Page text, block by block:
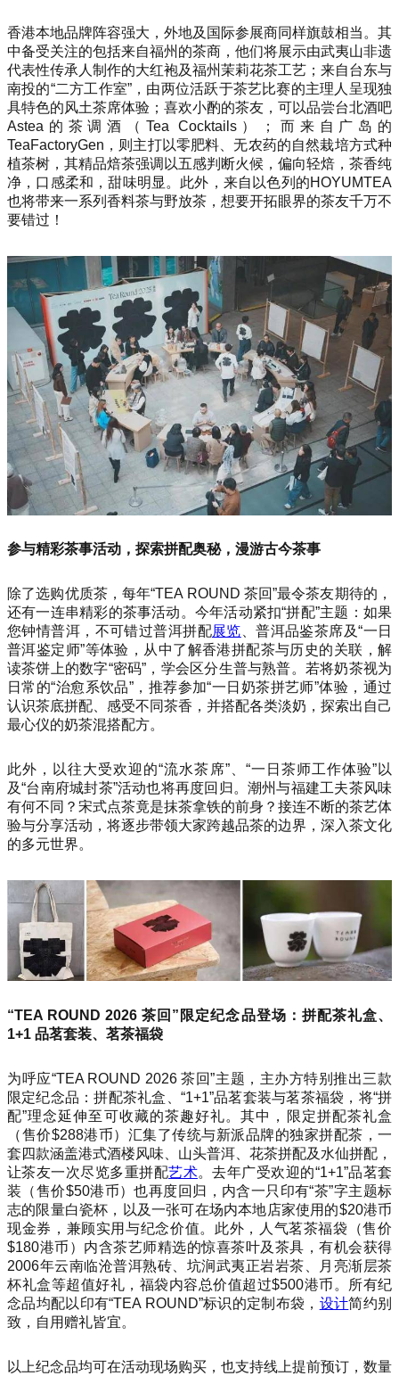
香港本地品牌阵容强大，外地及国际参展商同样旗鼓相当。其
中备受关注的包括来自福州的茶商，他们将展示由武夷山非遗
代表性传承人制作的大红袍及福州茉莉花茶工艺；来自台东与
南投的“二方工作室”，由两位活跃于茶艺比赛的主理人呈现独
具特色的风土茶席体验；喜欢小酌的茶友，可以品尝台北酒吧
Astea的茶调酒（Tea Cocktails）；而来自广岛的
TeaFactoryGen，则主打以零肥料、无农药的自然栽培方式种
植茶树，其精品焙茶强调以五感判断火候，偏向轻焙，茶香纯
净，口感柔和，甜味明显。此外，来自以色列的HOYUMTEA
也将带来一系列香料茶与野放茶，想要开拓眼界的茶友千万不
要错过！
参与精彩茶事活动，探索拼配奥秘，漫游古今茶事
除了选购优质茶，每年“TEA ROUND 茶回”最令茶友期待的，
还有一连串精彩的茶事活动。今年活动紧扣“拼配”主题：如果
您钟情普洱，不可错过普洱拼配展览 、普洱品鉴茶席及“一日
普洱鉴定师”等体验，从中了解香港拼配茶与历史的关联，解
读茶饼上的数字“密码”，学会区分生普与熟普。若将奶茶视为
日常的“治愈系饮品”，推荐参加“一日奶茶拼艺师”体验，通过
认识茶底拼配、感受不同茶香，并搭配各类淡奶，探索出自己
最心仪的奶茶混搭配方。
此外，以往大受欢迎的“流水茶席”、“一日茶师工作体验”以
及“台南府城封茶”活动也将再度回归。潮州与福建工夫茶风味
有何不同？宋式点茶竟是抹茶拿铁的前身？接连不断的茶艺体
验与分享活动，将逐步带领大家跨越品茶的边界，深入茶文化
的多元世界。
“TEA ROUND 2026 茶回”限定纪念品登场：拼配茶礼盒、
1+1 品茗套装、茗茶福袋
为呼应“TEA ROUND 2026 茶回”主题，主办方特别推出三款
限定纪念品：拼配茶礼盒、“1+1”品茗套装与茗茶福袋，将“拼
配”理念延伸至可收藏的茶趣好礼。其中，限定拼配茶礼盒
（售价$288港币）汇集了传统与新派品牌的独家拼配茶，一
套四款涵盖港式酒楼风味、山头普洱、花茶拼配及水仙拼配，
让茶友一次尽览多重拼配艺术。去年广受欢迎的“1+1”品茗套
装（售价$50港币）也再度回归，内含一只印有“茶”字主题标
志的限量白瓷杯，以及一张可在场内本地店家使用的$20港币
现金券，兼顾实用与纪念价值。此外，人气茗茶福袋（售价
$180港币）内含茶艺师精选的惊喜茶叶及茶具，有机会获得
2006年云南临沧普洱熟砖、坑涧武夷正岩岩茶、月亮渐层茶
杯礼盒等超值好礼，福袋内容总价值超过$500港币。所有纪
念品均配以印有“TEA ROUND”标识的定制布袋， 设计简约别
致，自用赠礼皆宜。
以上纪念品均可在活动现场购买，也支持线上提前预订，数量